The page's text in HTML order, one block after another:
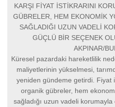
KARŞI FİYAT İSTİKRARINI
GÜBRELER, HEM EKONOMİK
SAĞLADIĞI UZUN VADELİ
GÜÇLÜ BİR SEÇENEK
AKPINAR/
Küresel pazardaki hareketlilik
maliyetlerinin yükselmesi,
yeniden gündeme getirdi. Fiyat
organik gübreler, hem
sağladığı uzun vadeli